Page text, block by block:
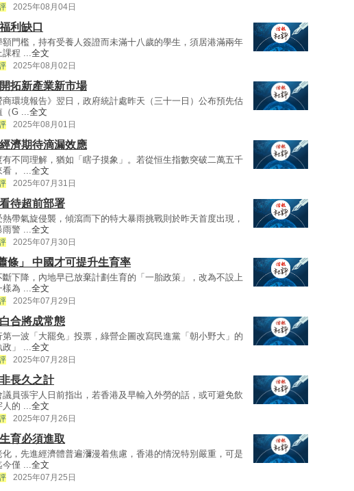
2025年08月04日
利缺口
門檻，持有受養人簽證而未滿十八歲的學生，須居港滿兩年
課程 ...全文
2025年08月02日
拓新產業新市場
環境報告》翌日，政府統計處昨天（三十一日）公布預先估
（G ...全文
2025年08月01日
濟期待滴漏效應
不同理解，猶如「瞎子摸象」。若從恒生指數突破二萬五千
看， ...全文
2025年07月31日
待超前部署
帶氣旋侵襲，傾瀉而下的特大暴雨挑戰則於昨天首度出現，
雨警 ...全文
2025年07月30日
條」 中國才可提升生育率
下降，內地早已放棄計劃生育的「一胎政策」，改為不設上
樣為 ...全文
2025年07月29日
合將成常態
一波「大罷免」投票，綠營企圖改寫民進黨「朝小野大」的
政」 ...全文
2025年07月28日
長久之計
員張宇人日前指出，若香港及早輸入外勞的話，或可避免飲
人的 ...全文
2025年07月26日
育必須進取
，先進經濟體普遍瀰漫着焦慮，香港的情況特別嚴重，可是
今僅 ...全文
2025年07月25日